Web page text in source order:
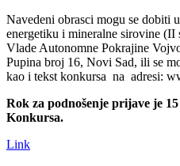
Navedeni obrasci mogu se dobiti
energetiku i mineralne sirovine (II
Vlade Autonomne Pokrajine
Pupina broj 16, Novi Sad, ili se
kao i tekst konkursa na adresi:
Rok za podnošenje prijave je
Konkursa.
Link